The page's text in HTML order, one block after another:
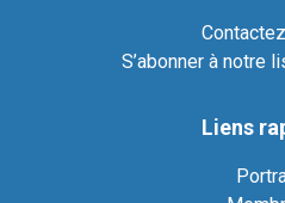
S’abonner à notre
Liens